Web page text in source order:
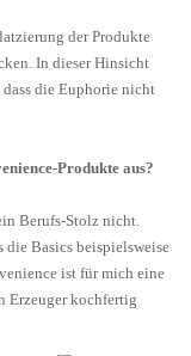
der Produkte
In dieser Hinsicht
die Euphorie nicht
Produkte aus?
Berufs-Stolz nicht.
die Basics beispielsweise
ist für mich eine
Erzeuger kochfertig